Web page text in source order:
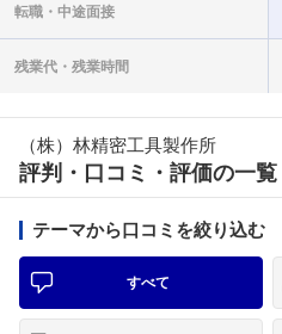
転職・ 中途面接
残業代・ 残業時間
（株）林精密工具製作所
評判・口コミ・評価の一覧
テーマから口コミを絞り込む
すべて